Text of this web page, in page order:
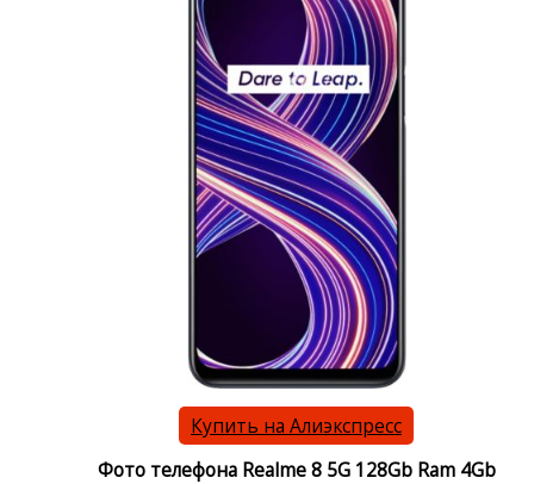
Купить на Алиэкспресс
Фото телефона Realme 8 5G 128Gb Ram 4Gb